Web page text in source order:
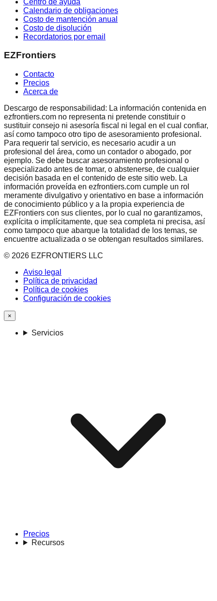
Calendario de obligaciones
Costo de mantención anual
Costo de disolución
Recordatorios por email
EZFrontiers
Contacto
Precios
Acerca de
Descargo de responsabilidad: La información contenida en
ezfrontiers.com no representa ni pretende constituir o
sustituir consejo ni asesoría fiscal ni legal en el cual confiar,
así como tampoco otro tipo de asesoramiento profesional.
Para requerir tal servicio, es necesario acudir a un
profesional del área, como un contador o abogado, por
ejemplo. Se debe buscar asesoramiento profesional o
especializado antes de tomar, o abstenerse, de cualquier
decisión basada en el contenido de este sitio web. La
información proveída en ezfrontiers.com cumple un rol
meramente divulgativo y orientativo en base a información
de conocimiento público y a la propia experiencia de
EZFrontiers con sus clientes, por lo cual no garantizamos,
explícita o implícitamente, que sea completa ni precisa, así
como tampoco que abarque la totalidad de los temas, se
encuentre actualizada o se obtengan resultados similares.
© 2026 EZFRONTIERS LLC
Aviso legal
Política de privacidad
Política de cookies
Configuración de cookies
×
Servicios
Precios
Recursos